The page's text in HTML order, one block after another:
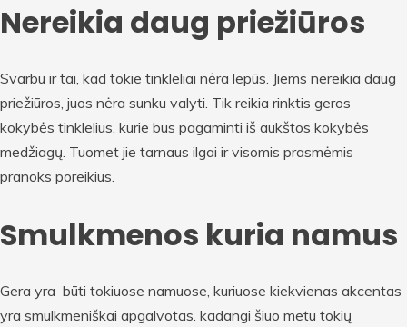
Nereikia daug priežiūros
Svarbu ir tai, kad tokie tinkleliai nėra lepūs. Jiems nereikia daug
priežiūros, juos nėra sunku valyti. Tik reikia rinktis geros
kokybės tinklelius, kurie bus pagaminti iš aukštos kokybės
medžiagų. Tuomet jie tarnaus ilgai ir visomis prasmėmis
pranoks poreikius.
Smulkmenos kuria namus
Gera yra būti tokiuose namuose, kuriuose kiekvienas akcentas
yra smulkmeniškai apgalvotas. kadangi šiuo metu tokių